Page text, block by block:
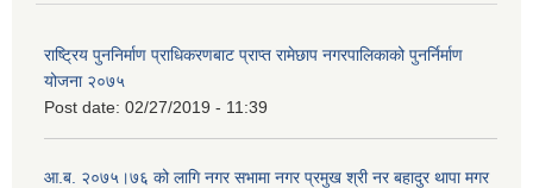
राष्ट्रिय पुननिर्माण प्राधिकरणबाट प्राप्त रामेछाप नगरपालिकाको पुनर्निर्माण
योजना २०७५
Post date: 02/27/2019 - 11:39
आ.ब. २०७५।७६ को लागि नगर सभामा नगर प्रमुख श्री नर बहादुर थापा मगर